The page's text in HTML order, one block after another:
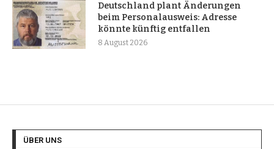
Deutschland plant Änderungen
beim Personalausweis: Adresse
könnte künftig entfallen
8 August 2026
ÜBER UNS